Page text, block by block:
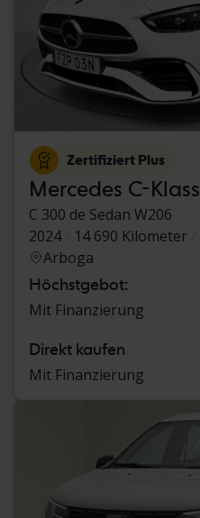
Zertifiziert Plus
Mercedes C-Klass
C 300 de Sedan W206
2024
14 690 Kilometer
Arboga
Höchstgebot:
Mit Finanzierung
Direkt kaufen
Mit Finanzierung